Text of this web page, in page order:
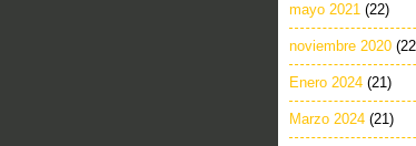
mayo 2021 (22)
noviembre 2020
Enero 2024 (21)
Marzo 2024 (21)